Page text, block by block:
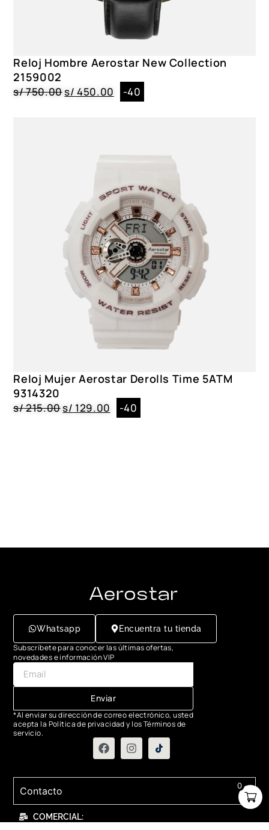
0
Reloj Hombre Aerostar New Collection
2159002
s/750.00s/ 450.00 -40
Reloj Mujer Aerostar Derolls Time 5ATM
9314320
s/215.00s/ 129.00 -40
Whatsapp Encuentra tu tienda
Subscríbete para conocer las últimas ofertas,
novedades e información VIP
Enviar
*Al enviar su dirección de correo electrónico, usted
acepta la Política de privacidad y los Términos de
servicio.
Contacto
COMERCIAL: